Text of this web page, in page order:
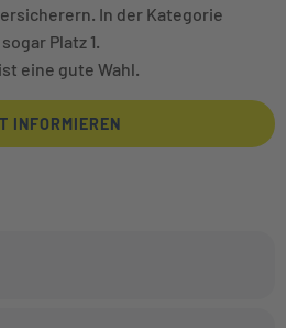
In der Kategorie
Platz 1.
eine gute Wahl.
INFORMIEREN